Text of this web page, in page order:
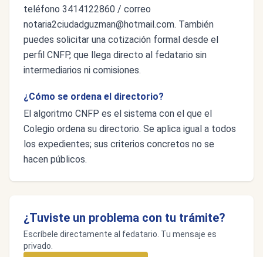
teléfono 3414122860 / correo
notaria2ciudadguzman@hotmail.com. También
puedes solicitar una cotización formal desde el
perfil CNFP, que llega directo al fedatario sin
intermediarios ni comisiones.
¿Cómo se ordena el directorio?
El algoritmo CNFP es el sistema con el que el
Colegio ordena su directorio. Se aplica igual a todos
los expedientes; sus criterios concretos no se
hacen públicos.
¿Tuviste un problema con tu trámite?
Escríbele directamente al fedatario. Tu mensaje es
privado.